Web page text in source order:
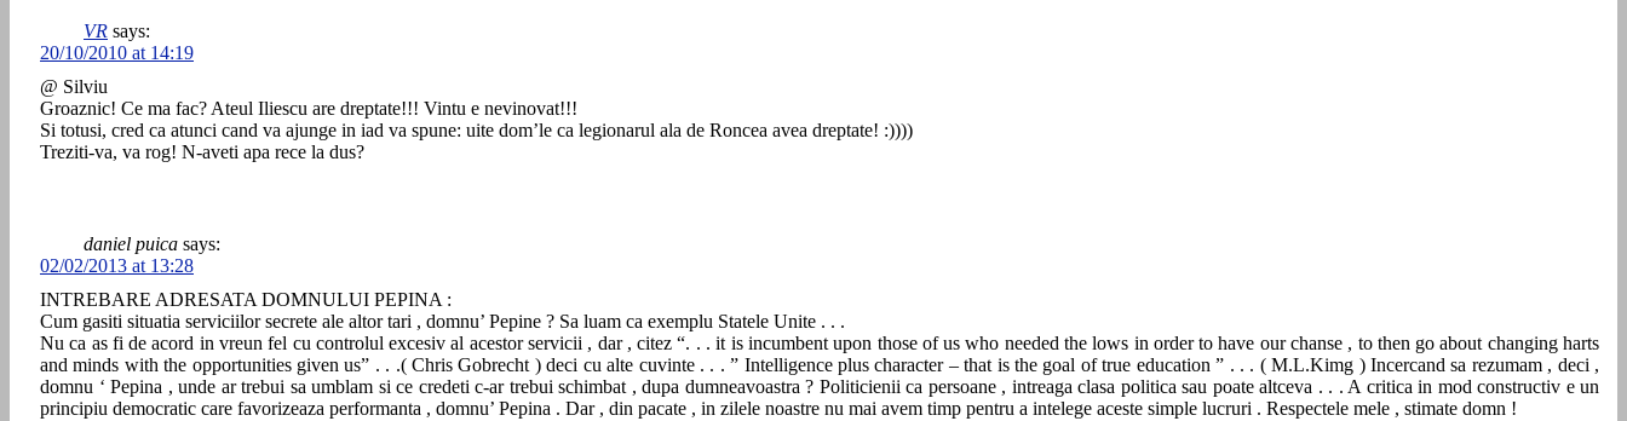
VR says:
20/10/2010 at 14:19
@ Silviu
Groaznic! Ce ma fac? Ateul Iliescu are dreptate!!! Vintu e nevinovat!!!
Si totusi, cred ca atunci cand va ajunge in iad va spune: uite dom’le ca legionarul ala de Roncea avea dreptate! :))))
Treziti-va, va rog! N-aveti apa rece la dus?
daniel puica says:
02/02/2013 at 13:28
INTREBARE ADRESATA DOMNULUI PEPINA :
Cum gasiti situatia serviciilor secrete ale altor tari , domnu’ Pepine ? Sa luam ca exemplu Statele Unite . . .
Nu ca as fi de acord in vreun fel cu controlul excesiv al acestor servicii , dar , citez “. . . it is incumbent upon those of us who needed the lows in order to have our chanse , to then go about changing harts
and minds with the opportunities given us” . . .( Chris Gobrecht ) deci cu alte cuvinte . . . ” Intelligence plus character – that is the goal of true education ” . . . ( M.L.Kimg ) Incercand sa rezumam , deci ,
domnu ‘ Pepina , unde ar trebui sa umblam si ce credeti c-ar trebui schimbat , dupa dumneavoastra ? Politicienii ca persoane , intreaga clasa politica sau poate altceva . . . A critica in mod constructiv e un
principiu democratic care favorizeaza performanta , domnu’ Pepina . Dar , din pacate , in zilele noastre nu mai avem timp pentru a intelege aceste simple lucruri . Respectele mele , stimate domn !